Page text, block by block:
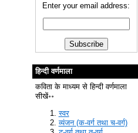
Enter your email address:
हिन्दी वर्णमाला
कविता के माध्यम से हिन्दी वर्णमाला
सीखें॰॰
स्वर
व्यंजन (क-वर्ग तथा च-वर्ग)